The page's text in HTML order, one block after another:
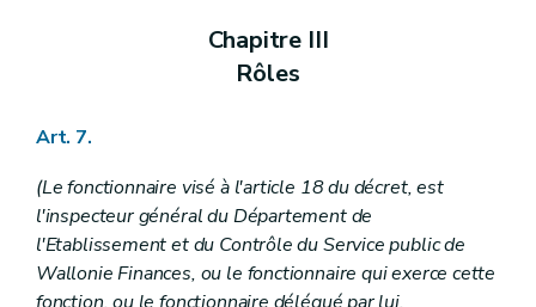
Chapitre III
Rôles
Art. 7.
(Le fonctionnaire visé à l'article 18 du décret, est
l'inspecteur général du Département de
l'Etablissement et du Contrôle du Service public de
Wallonie Finances, ou le fonctionnaire qui exerce cette